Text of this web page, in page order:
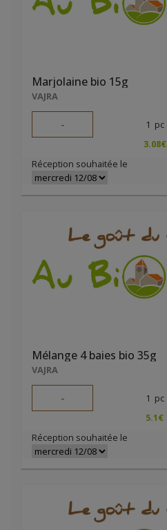
Marjolaine bio 15g
VAJRA
- 1 pc
3.08€
Réception souhaitée le
Mélange 4 baies bio 35g
VAJRA
- 1 pc
5.1€
Réception souhaitée le